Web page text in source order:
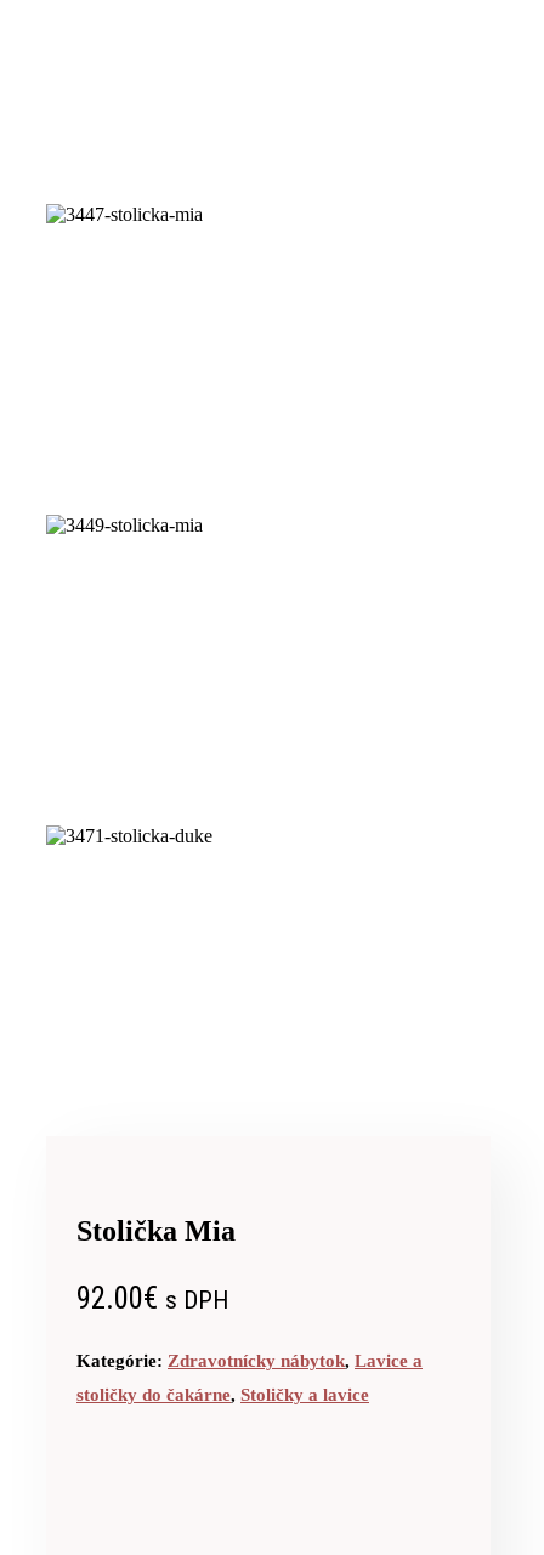
Stolička Mia
92.00€ s DPH
Kategórie: Zdravotnícky nábytok, Lavice a
stoličky do čakárne, Stoličky a lavice